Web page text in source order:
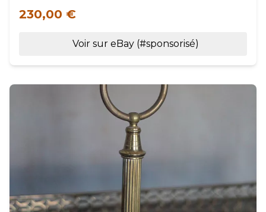
230,00 €
Voir sur eBay (#sponsorisé)